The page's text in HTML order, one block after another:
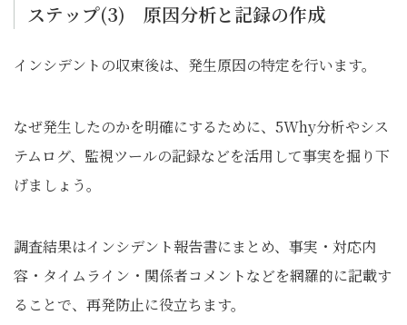
ステップ(3) 原因分析と記録の作成
インシデントの収束後は、発生原因の特定を行います。
なぜ発生したのかを明確にするために、5Why分析やシス
テムログ、監視ツールの記録などを活用して事実を掘り下
げましょう。
調査結果はインシデント報告書にまとめ、事実・対応内
容・タイムライン・関係者コメントなどを網羅的に記載す
ることで、再発防止に役立ちます。